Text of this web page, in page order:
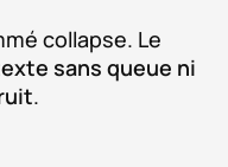
collapse. Le
sans queue ni
.